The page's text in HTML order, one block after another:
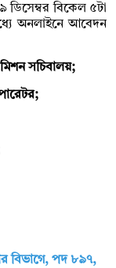
বিকেল ৫টা
অনলাইনে আবেদন
সচিবালয়;
বিভাগে, পদ ৮৯৭,